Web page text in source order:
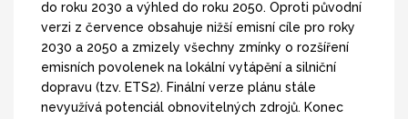
do roku 2030 a výhled do roku 2050. Oproti původní
verzi z července obsahuje nižší emisní cíle pro roky
2030 a 2050 a zmizely všechny zmínky o rozšíření
emisních povolenek na lokální vytápění a silniční
dopravu (tzv. ETS2). Finální verze plánu stále
nevyužívá potenciál obnovitelných zdrojů. Konec